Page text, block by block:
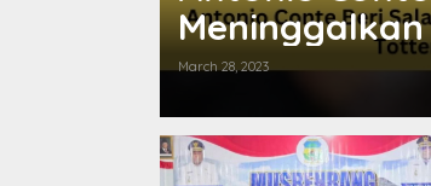
March 28, 2023